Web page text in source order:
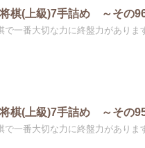
将棋(上級)7手詰め ～その
で一番大切な力に終盤力がありま
将棋(上級)7手詰め ～その
で一番大切な力に終盤力がありま